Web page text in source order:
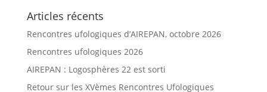
Articles récents
Rencontres ufologiques d’AIREPAN, octobre 2026
Rencontres ufologiques 2026
AIREPAN : Logosphères 22 est sorti
Retour sur les XVèmes Rencontres Ufologiques